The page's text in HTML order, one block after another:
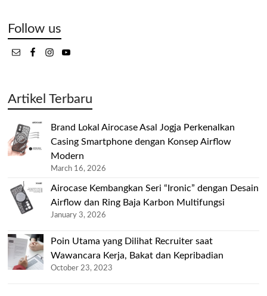
Follow us
Artikel Terbaru
Brand Lokal Airocase Asal Jogja Perkenalkan
Casing Smartphone dengan Konsep Airflow
Modern
March 16, 2026
Airocase Kembangkan Seri “Ironic” dengan Desain
Airflow dan Ring Baja Karbon Multifungsi
January 3, 2026
Poin Utama yang Dilihat Recruiter saat
Wawancara Kerja, Bakat dan Kepribadian
October 23, 2023